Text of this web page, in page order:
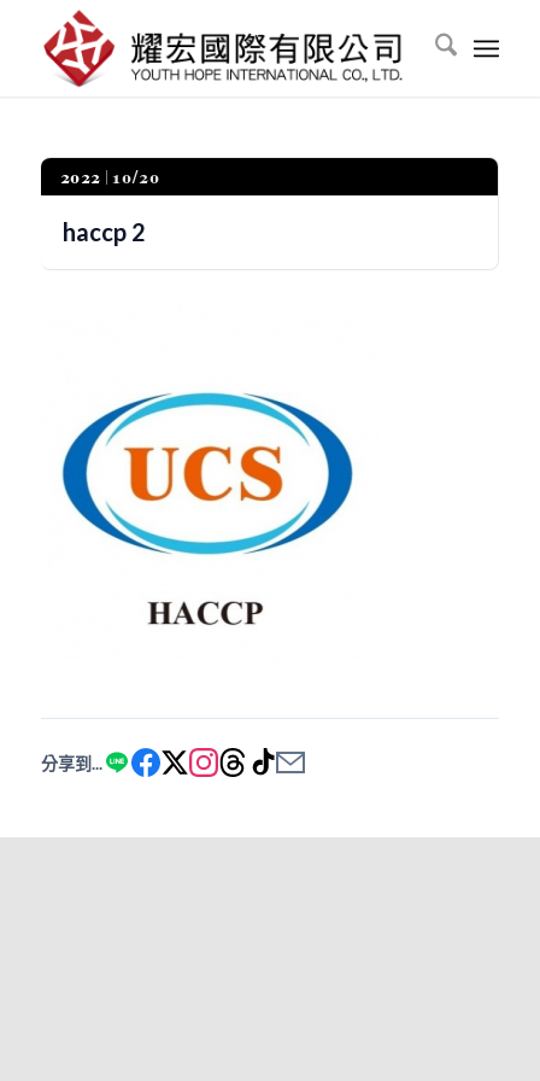
2022 10/20
haccp 2
分享到...